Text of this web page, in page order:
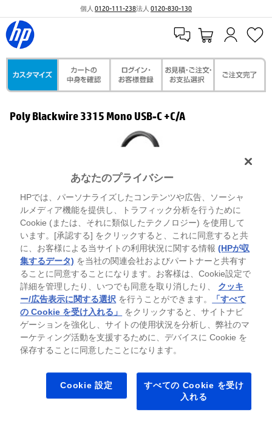
個人 0120-111-238法人 0120-830-130
Poly Blackwire 3315 Mono USB-C +C/A
キャンペーン内容・注意事項
製品名/構成名の背景色について
入荷待ち
お取り寄せ製品
※背景色がグレーの場合は在庫切れ（入荷待ち）、緑色の場合、その製品はお
「※」がつく部材は、納期にお時間を頂く可能性がございます。
全て表示する 全て折りたたむ
あなたのプライバシー
HPでは、パーソナライズしたコンテンツや広告、ソーシャ
ルメディア機能を提供し、トラフィック分析を行うために
Cookie (または、それに類似したテクノロジー) を使用して
います。[承認する] をクリックすると、これに同意すると共
に、お客様による当サイトの利用状況に関する情報(HPが収
集するデータ) を当社の関連会社およびパートナーと共有す
ることに同意することになります。お客様は、Cookie設定で
詳細を管理したり、いつでも同意を取り消したり、 クッキ
ー/広告表示に関する選択 を行うことができます。
「すべて
の Cookie を受け入れる」
をクリックすると、サイトナビ
ゲーションを強化し、サイトの使用状況を分析し、弊社のマ
ーケティング活動を支援するために、デバイスに Cookie を
保存することに同意したことになります。
Cookie 設定
すべての Cookie を受け
入れる